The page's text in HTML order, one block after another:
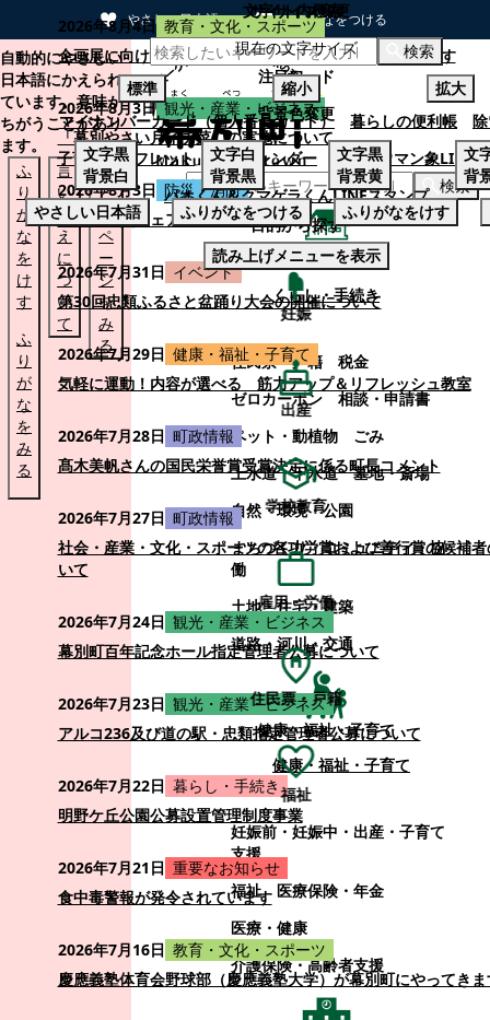
やさしい日本語 ひらがなをつける
本文へスキップする
自動的にやさしい
日本語にかえられ
ています。意味が
ちがうことがあり
ます。
ふ
り
が
な
を
け
す
ふ
り
が
な
を
み
る
言
い
替
え
に
つ
い
て
も
と
の
ペ
ー
ジ
を
み
る
検索
くらし・手続き
くらし・手続き
住民票・戸籍
税金
ゼロカーボン
相談・申請書
ペット・動植物
ごみ
上水道・下水道
墓地・斎場
自然・環境・公園
まちづくり・コミュニティ・協
働
土地・住宅・建築
道路・河川・交通
健康・福祉・子育て
健康・福祉・子育て
妊娠前・妊娠中・出産・子育て
支援
福祉
医療保険・年金
医療・健康
介護保険・高齢者支援
2026年8月4日 教育・文化・スポーツ
企画展に向けて：安東ウメ子さんとの思い出を募集します
2026年8月3日 観光・産業・ビジネス
「幕別やさい月イチ菜」の実施について
2026年8月3日 防災・消防
幕別町防災フェアの開催について
2026年7月31日 イベント
第30回忠類ふるさと盆踊り大会の開催について
2026年7月29日 健康・福祉・子育て
気軽に運動！内容が選べる 筋力アップ＆リフレッシュ教室
2026年7月28日 町政情報
髙木美帆さんの国民栄誉賞受賞決定に係る町長コメント
2026年7月27日 町政情報
社会・産業・文化・スポーツの各功労賞および善行賞の候補
いて
2026年7月24日 観光・産業・ビジネス
幕別町百年記念ホール指定管理者公募について
2026年7月23日 観光・産業・ビジネス
アルコ236及び道の駅・忠類指定管理者公募について
2026年7月22日 暮らし・手続き
明野ケ丘公園公募設置管理制度事業
2026年7月21日 重要なお知らせ
食中毒警報が発令されています
2026年7月16日 教育・文化・スポーツ
慶應義塾体育会野球部（慶應義塾大学）が幕別町にやってき
サイト内検索
検索
注目ワード
マイナンバーカード（個人番号カード） 暮らしの便利帳
子育てパンフレット
ごみカレンダー
忠類ナウマン象LINE
パオくん＆クマゲラくんLINEスタンプ
目的から探す
妊娠
出産
学校教育
雇用・労働
住民票・戸籍
福祉
文字サイズ変更
現在の文字サイズ
標準
縮小
拡大
背景色変更
文字黒
背景白
文字白
背景黒
文字黒
背景黄
文
背
やさしい日本語
ふりがなをつける ふりがなをけす
読み上げメニューを表示